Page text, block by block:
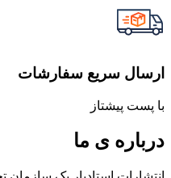
ارسال سریع سفارشات
با پست پیشتاز
درباره ی ما